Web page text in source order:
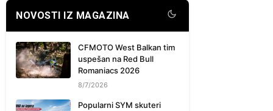
NOVOSTI IZ MAGAZINA
CFMOTO West Balkan tim
uspešan na Red Bull
Romaniacs 2026
8/7/2026
Popularni SYM skuteri